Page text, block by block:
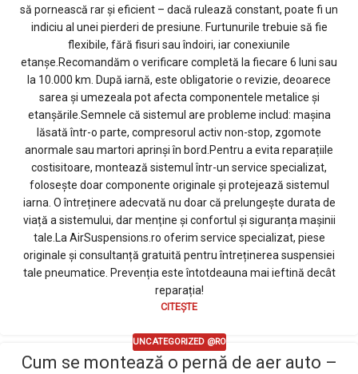
să pornească rar și eficient – dacă rulează constant, poate fi un
indiciu al unei pierderi de presiune. Furtunurile trebuie să fie
flexibile, fără fisuri sau îndoiri, iar conexiunile
etanșe.Recomandăm o verificare completă la fiecare 6 luni sau
la 10.000 km. După iarnă, este obligatorie o revizie, deoarece
sarea și umezeala pot afecta componentele metalice și
etanșările.Semnele că sistemul are probleme includ: mașina
lăsată într-o parte, compresorul activ non-stop, zgomote
anormale sau martori aprinși în bord.Pentru a evita reparațiile
costisitoare, montează sistemul într-un service specializat,
folosește doar componente originale și protejează sistemul
iarna. O întreținere adecvată nu doar că prelungește durata de
viață a sistemului, dar menține și confortul și siguranța mașinii
tale.La AirSuspensions.ro oferim service specializat, piese
originale și consultanță gratuită pentru întreținerea suspensiei
tale pneumatice. Prevenția este întotdeauna mai ieftină decât
reparația!
CITEȘTE
UNCATEGORIZED @RO
Cum se montează o pernă de aer auto –